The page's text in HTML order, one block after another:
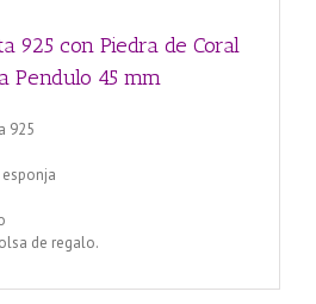
925 con Piedra de Coral
Pendulo 45 mm
925
de regalo.